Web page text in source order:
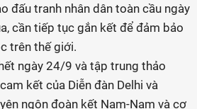
đấu tranh nhân dân toàn cầu ngày
cần tiếp tục gắn kết để đảm bảo
trên thế giới.
ngày 24/9 và tập trung thảo
kết của Diễn đàn Delhi và
ngôn đoàn kết Nam-Nam và cơ